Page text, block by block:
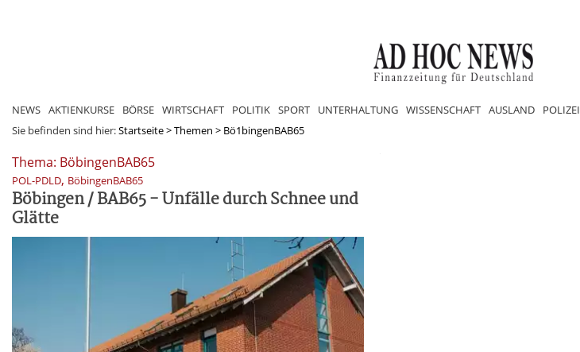
NEWS AKTIENKURSE BÖRSE WIRTSCHAFT POLITIK SPORT UNTERHALTUNG WISSENSCHAFT AUSLAND POLIZEI
Sie befinden sind hier:Startseite>Themen > Bö1bingenBAB65
Thema: BöbingenBAB65
POL-PDLD, BöbingenBAB65
Böbingen / BAB65 - Unfälle durch Schnee und
Glätte